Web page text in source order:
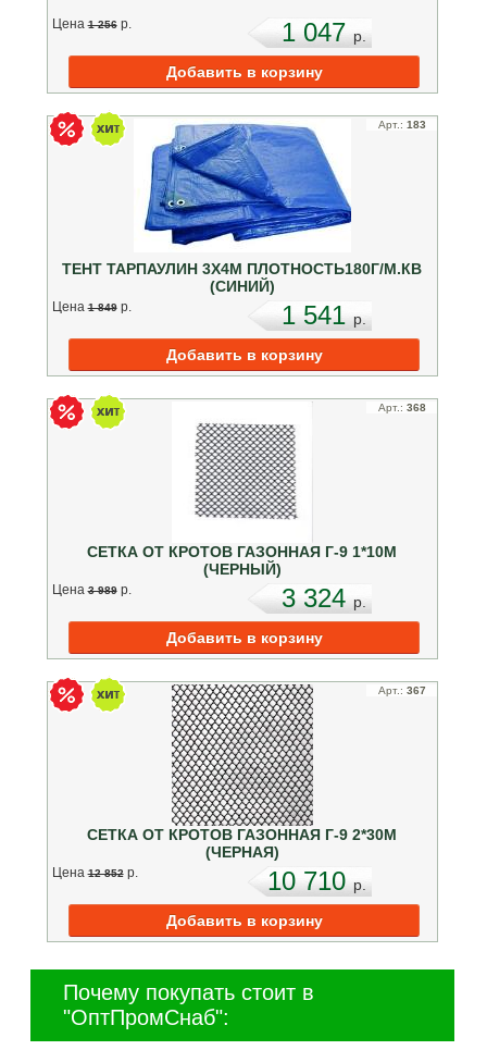
Цена 1 256 p. 1 047p.
Арт.: 183
ТЕНТ ТАРПАУЛИН 3Х4М ПЛОТНОСТЬ180Г/М.КВ
(СИНИЙ)
Цена 1 849 p. 1 541p.
Арт.: 368
СЕТКА ОТ КРОТОВ ГАЗОННАЯ Г-9 1*10М
(ЧЕРНЫЙ)
Цена 3 989 p. 3 324p.
Арт.: 367
СЕТКА ОТ КРОТОВ ГАЗОННАЯ Г-9 2*30М
(ЧЕРНАЯ)
Цена 12 852 p. 10 710p.
Почему покупать стоит в
"ОптПромСнаб":